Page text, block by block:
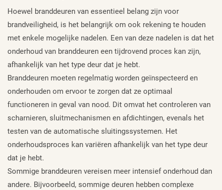
Hoewel branddeuren van essentieel belang zijn voor
brandveiligheid, is het belangrijk om ook rekening te houden
met enkele mogelijke nadelen. Een van deze nadelen is dat het
onderhoud van branddeuren een tijdrovend proces kan zijn,
afhankelijk van het type deur dat je hebt.
Branddeuren moeten regelmatig worden geïnspecteerd en
onderhouden om ervoor te zorgen dat ze optimaal
functioneren in geval van nood. Dit omvat het controleren van
scharnieren, sluitmechanismen en afdichtingen, evenals het
testen van de automatische sluitingssystemen. Het
onderhoudsproces kan variëren afhankelijk van het type deur
dat je hebt.
Sommige branddeuren vereisen meer intensief onderhoud dan
andere. Bijvoorbeeld, sommige deuren hebben complexe